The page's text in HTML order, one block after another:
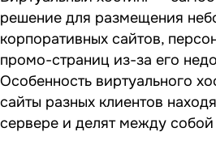
решение для размещения
корпоративных сайтов,
промо-страниц из-за его
Особенность виртуального
сайты разных клиентов
сервере и делят между